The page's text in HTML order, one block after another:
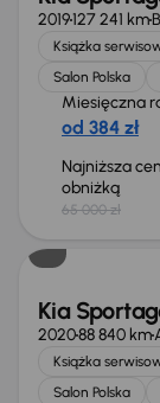
2019127 241 km
Książka
Salon Polska
Miesięczna
od 384 zł
Najniższa
obniżką
65 000 zł
Kia
202088 840 km
Książka
Salon Polska